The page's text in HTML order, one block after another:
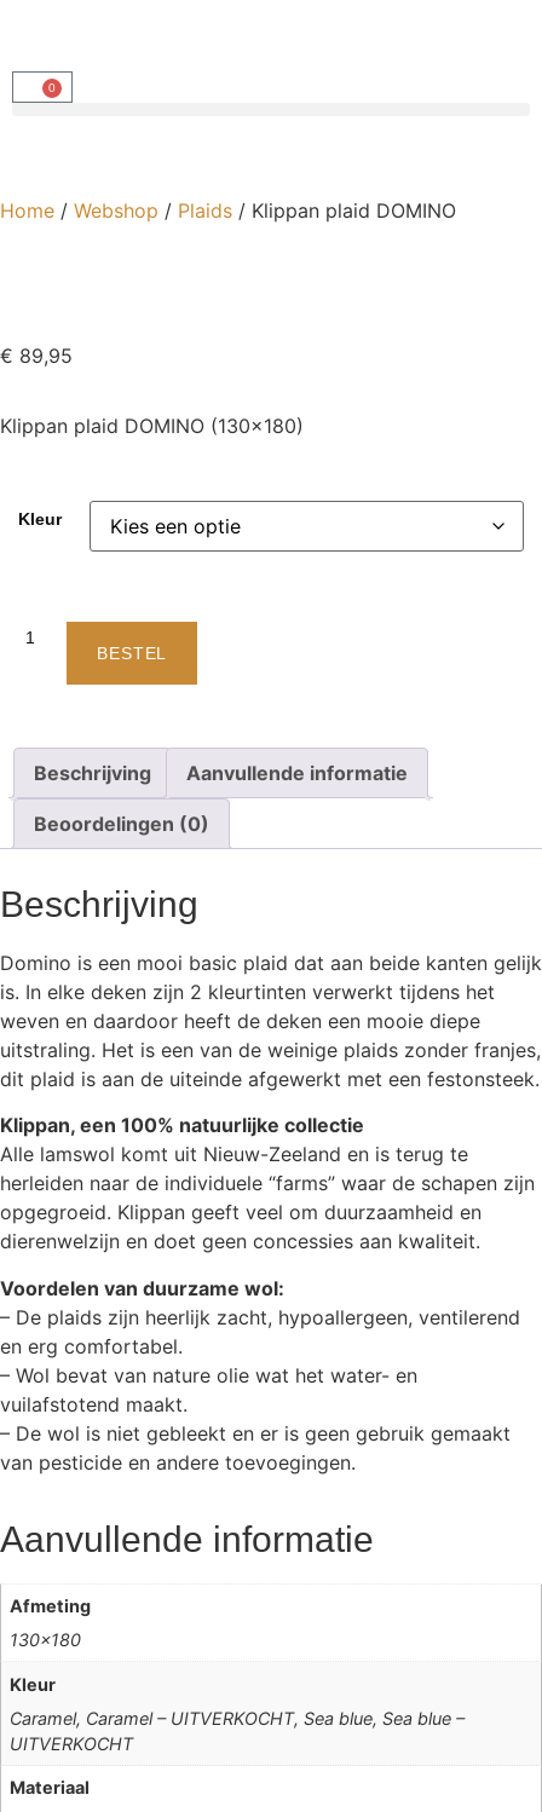
0
Home / Webshop / Plaids / Klippan plaid DOMINO
€ 89,95
Klippan plaid DOMINO (130×180)
Kleur
BESTEL
Beschrijving Aanvullende informatie
Beoordelingen (0)
Beschrijving
Domino is een mooi basic plaid dat aan beide kanten gelijk
is. In elke deken zijn 2 kleurtinten verwerkt tijdens het
weven en daardoor heeft de deken een mooie diepe
uitstraling. Het is een van de weinige plaids zonder franjes,
dit plaid is aan de uiteinde afgewerkt met een festonsteek.
Klippan, een 100% natuurlijke collectie
Alle lamswol komt uit Nieuw-Zeeland en is terug te
herleiden naar de individuele “farms” waar de schapen zijn
opgegroeid. Klippan geeft veel om duurzaamheid en
dierenwelzijn en doet geen concessies aan kwaliteit.
Voordelen van duurzame wol:
– De plaids zijn heerlijk zacht, hypoallergeen, ventilerend
en erg comfortabel.
– Wol bevat van nature olie wat het water- en
vuilafstotend maakt.
– De wol is niet gebleekt en er is geen gebruik gemaakt
van pesticide en andere toevoegingen.
Aanvullende informatie
Afmeting
130×180
Kleur
Caramel, Caramel – UITVERKOCHT, Sea blue, Sea blue –
UITVERKOCHT
Materiaal